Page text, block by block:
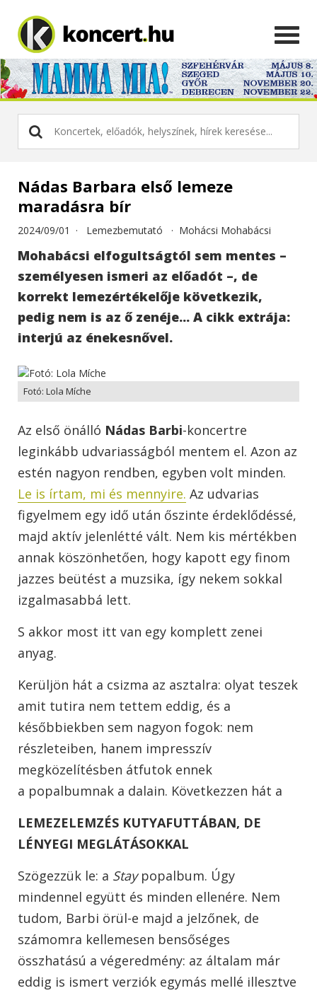
Nádas Barbara első lemeze
maradásra bír
2024/09/01 · Lemezbemutató · Mohácsi Mohabácsi
Mohabácsi elfogultságtól sem mentes –
személyesen ismeri az előadót –, de
korrekt lemezértékelője következik,
pedig nem is az ő zenéje... A cikk extrája:
interjú az énekesnővel.
Fotó: Lola Míche
Az első önálló Nádas Barbi-koncertre
leginkább udvariasságból mentem el. Azon az
estén nagyon rendben, egyben volt minden.
Le is írtam, mi és mennyire. Az udvarias
figyelmem egy idő után őszinte érdeklődéssé,
majd aktív jelenlétté vált. Nem kis mértékben
annak köszönhetően, hogy kapott egy finom
jazzes beütést a muzsika, így nekem sokkal
izgalmasabbá lett.
S akkor most itt van egy komplett zenei
anyag.
Kerüljön hát a csizma az asztalra: olyat teszek
amit tutira nem tettem eddig, és a
későbbiekben sem nagyon fogok: nem
részleteiben, hanem impresszív
megközelítésben átfutok ennek
a popalbumnak a dalain. Következzen hát a
LEMEZELEMZÉS KUTYAFUTTÁBAN, DE
LÉNYEGI MEGLÁTÁSOKKAL
Szögezzük le: a Staypopalbum. Úgy
mindennel együtt és minden ellenére. Nem
tudom, Barbi örül-e majd a jelzőnek, de
számomra kellemesen bensőséges
összhatású a végeredmény: az általam már
eddig is ismert verziók egymás mellé illesztve